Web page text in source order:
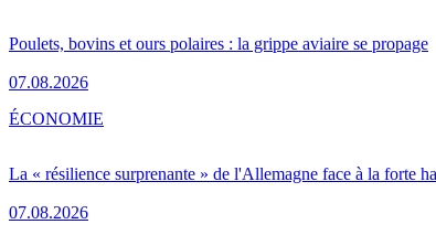
Poulets, bovins et ours polaires : la grippe aviaire se propage
07.08.2026
La « résilience surprenante » de l'Allemagne face à la forte
07.08.2026
ÉCONOMIE